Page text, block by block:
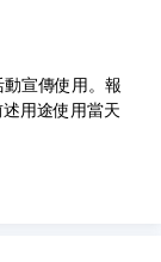
宣傳使用。報
用途使用當天